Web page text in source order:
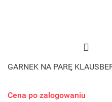
GARNEK NA PARĘ
Cena po zalogowaniu